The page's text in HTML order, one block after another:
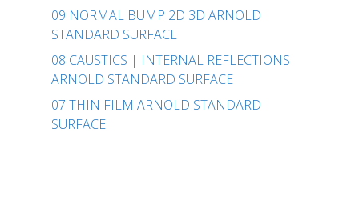
09 NORMAL BUMP 2D 3D ARNOLD
STANDARD SURFACE
08 CAUSTICS | INTERNAL REFLECTIONS
ARNOLD STANDARD SURFACE
07 THIN FILM ARNOLD STANDARD
SURFACE